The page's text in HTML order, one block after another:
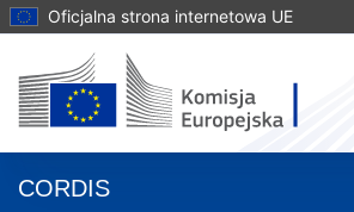
Oficjalna strona internetowa UE
CORDIS